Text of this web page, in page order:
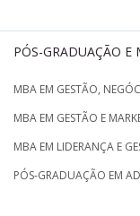
PÓS-GRADUAÇÃO E
MBA EM GESTÃO,
MBA EM GESTÃO E
MBA EM LIDERANÇA E
PÓS-GRADUAÇÃO EM